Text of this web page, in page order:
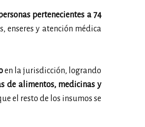
pertenecientes a 74
enseres y atención médica
en la jurisdicción, logrando
de alimentos, medicinas y
el resto de los insumos se